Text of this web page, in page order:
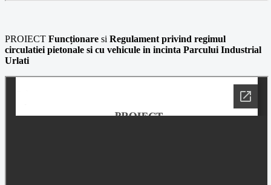
PROIECT Funcționare si Regulament privind regimul
circulatiei pietonale si cu vehicule in incinta Parcului Industrial
Urlati